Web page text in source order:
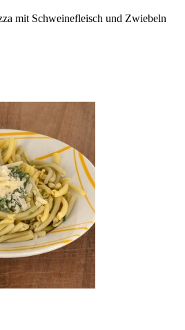
mit Schweinefleisch und Zwiebeln